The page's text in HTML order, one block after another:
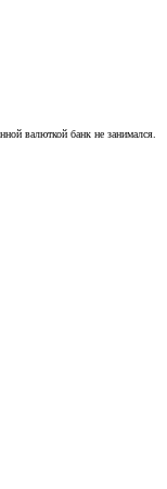
валюткой банк не занимался.